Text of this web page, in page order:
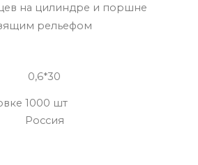
на цилиндре и поршне
рельефом
0,6*30
1000 шт
Россия